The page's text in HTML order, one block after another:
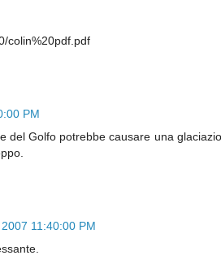
colin%20pdf.pdf
PM
del Golfo potrebbe causare una
11:40:00 PM